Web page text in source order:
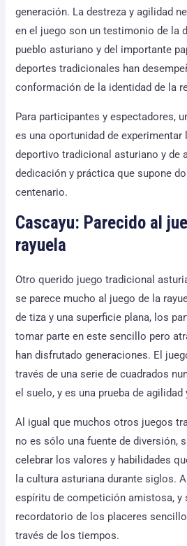
generación. La destreza y agilidad
en el juego son un testimonio de la
pueblo asturiano y del importante
deportes tradicionales han
conformación de la identidad de la
Para participantes y espectadores,
es una oportunidad de
deportivo tradicional asturiano y de
dedicación y práctica que supone
centenario.
Cascayu: Parecido al
rayuela
Otro querido juego tradicional
se parece mucho al juego de la
de tiza y una superficie plana, los
tomar parte en este sencillo pero
han disfrutado generaciones. El
través de una serie de cuadrados
el suelo, y es una prueba de
Al igual que muchos otros juegos
no es sólo una fuente de diversión,
celebrar los valores y habilidades
la cultura asturiana durante siglos.
espíritu de competición amistosa, y
recordatorio de los placeres
través de los tiempos.